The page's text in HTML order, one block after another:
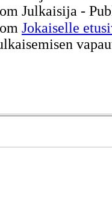
Julkaisija -
Jokaiselle